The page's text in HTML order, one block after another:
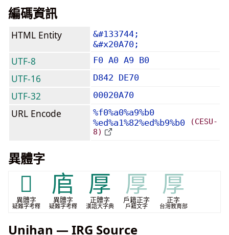
編碼資訊
HTML Entity
&#133744;
&#x20A70;
UTF-8 F0 A0 A9 B0
UTF-16 D842 DE70
UTF-32 00020A70
URL Encode
%f0%a0%a9%b0
%ed%a1%82%ed%b9%b0
(CESU-
8)
異體字
𢈂
異體字
疑難字考釋
㢂
異體字
疑難字考釋
厚
正體字
漢語大字典
厚
戶籍正字
戶籍文字
厚
正字
台灣教育部
Unihan — IRG Source